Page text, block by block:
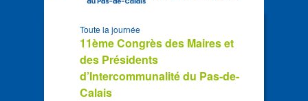
11ème Congrès des Maires et
des Présidents
d’Intercommunalité du Pas-de-
Calais
Toute la journée